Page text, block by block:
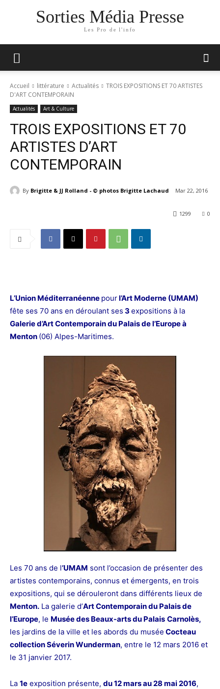
Sorties Média Presse
Les Pro de l'info
Accueil littérature Actualités
TROIS EXPOSITIONS ET 70 ARTISTES
D'ART CONTEMPORAIN
Actualités Art & Culture
TROIS EXPOSITIONS ET 70
ARTISTES D’ART
CONTEMPORAIN
By Brigitte & JJ Rolland - © photos Brigitte Lachaud Mar 22, 2016
0
1299
L’Union Méditerranéenne pourl’Art Moderne (UMAM)
fête ses 70 ans en déroulant ses 3 expositions à la
Galerie d’Art Contemporain du Palais de l’Europe à
Menton (06) Alpes-Maritimes.
Les 70 ans de l’UMAM sont l’occasion de présenter des
artistes contemporains, connus et émergents, en trois
expositions, qui se dérouleront dans différents lieux de
Menton. La galerie d’Art Contemporain du Palais de
l’Europe, le Musée des Beaux-arts du Palais Carnolès,
les jardins de la ville et les abords du musée Cocteau
collection Séverin Wunderman, entre le 12 mars 2016 et
le 31 janvier 2017.
La 1e exposition présente, du 12 mars au 28 mai 2016,